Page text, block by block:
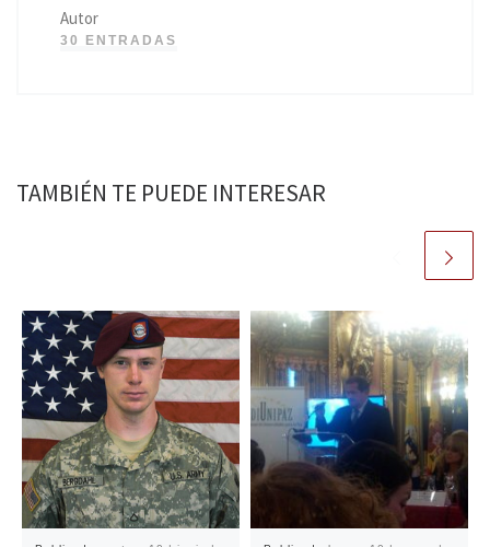
Autor
30 ENTRADAS
TAMBIÉN TE PUEDE INTERESAR